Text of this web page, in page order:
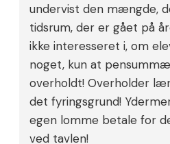
undervist den mængde,
tidsrum, der er gået på
ikke interesseret i, om
noget, kun at
overholdt! Overholder
det fyringsgrund!
egen lomme betale for
ved tavlen!